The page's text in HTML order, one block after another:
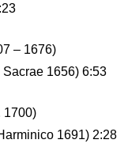
– 1676)
1656) 6:53
1700)
1691) 2:28